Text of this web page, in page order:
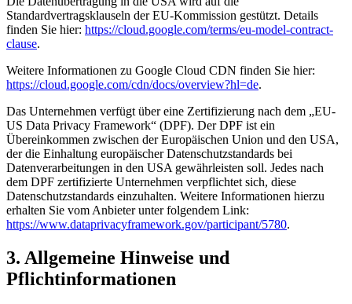
Standardvertragsklauseln der EU-Kommission gestützt. Details
finden Sie hier: https://cloud.google.com/terms/eu-model-contract-
clause.
Weitere Informationen zu Google Cloud CDN finden Sie hier:
https://cloud.google.com/cdn/docs/overview?hl=de.
Das Unternehmen verfügt über eine Zertifizierung nach dem „EU-
US Data Privacy Framework“ (DPF). Der DPF ist ein
Übereinkommen zwischen der Europäischen Union und den USA,
der die Einhaltung europäischer Datenschutzstandards bei
Datenverarbeitungen in den USA gewährleisten soll. Jedes nach
dem DPF zertifizierte Unternehmen verpflichtet sich, diese
Datenschutzstandards einzuhalten. Weitere Informationen hierzu
erhalten Sie vom Anbieter unter folgendem Link:
https://www.dataprivacyframework.gov/participant/5780.
3. Allgemeine Hinweise und
Pflichtinformationen